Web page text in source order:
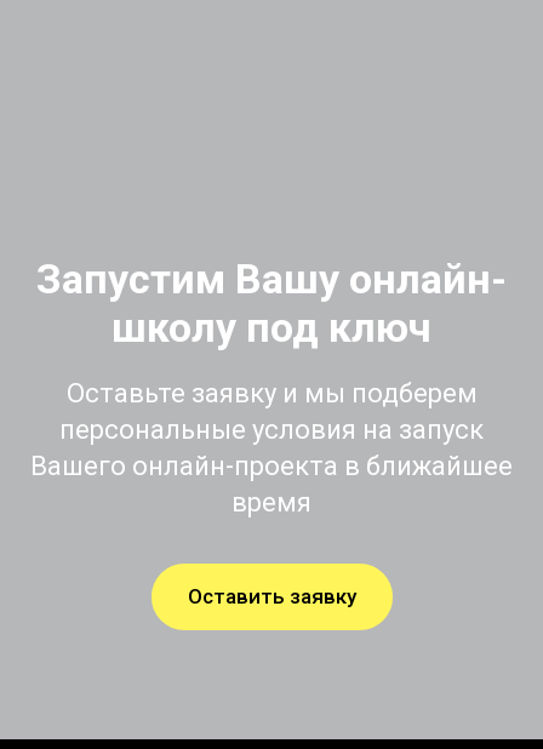
Запустим Вашу онлайн-
школу под ключ
Оставьте заявку и мы подберем
персональные условия на запуск
Вашего онлайн-проекта в ближайшее
время
Оставить заявку